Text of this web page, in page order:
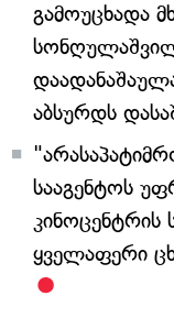
გამოუცხადა
აბსურდს
სააგენტოს
კინოცენტრის
ყველაფერი